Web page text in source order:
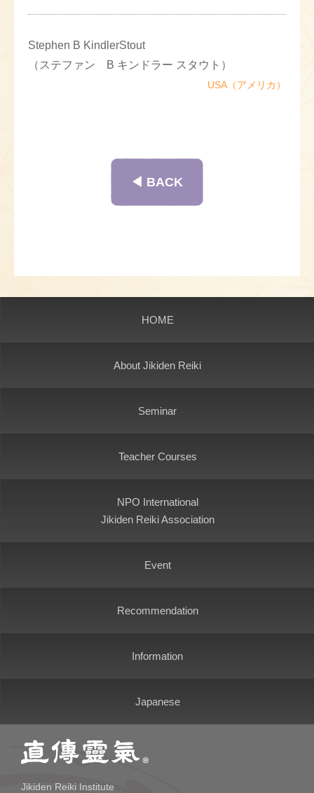
Stephen B KindlerStout
（ステファン B キンドラー スタウト）
USA（アメリカ）
◀︎ BACK
HOME
About Jikiden Reiki
Seminar
Teacher Courses
NPO International
Jikiden Reiki Association
Event
Recommendation
Information
Japanese
Jikiden Reiki Institute